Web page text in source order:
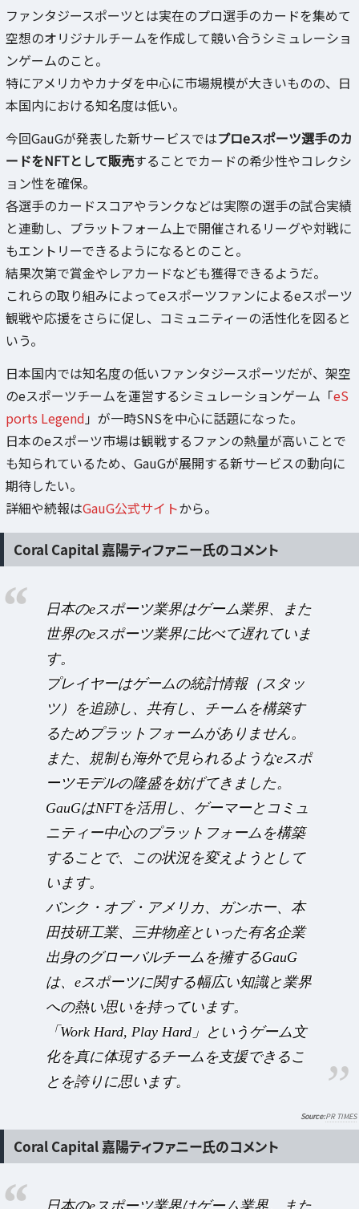
ファンタジースポーツとは実在のプロ選手のカードを集めて
空想のオリジナルチームを作成して競い合うシミュレーショ
ンゲームのこと。
特にアメリカやカナダを中心に市場規模が大きいものの、日
本国内における知名度は低い。
今回GauGが発表した新サービスではプロeスポーツ選手のカ
ードをNFTとして販売することでカードの希少性やコレクシ
ョン性を確保。
各選手のカードスコアやランクなどは実際の選手の試合実績
と連動し、プラットフォーム上で開催されるリーグや対戦に
もエントリーできるようになるとのこと。
結果次第で賞金やレアカードなども獲得できるようだ。
これらの取り組みによってeスポーツファンによるeスポーツ
観戦や応援をさらに促し、コミュニティーの活性化を図ると
いう。
日本国内では知名度の低いファンタジースポーツだが、架空
のeスポーツチームを運営するシミュレーションゲーム「eS
ports Legend 」が一時SNSを中心に話題になった。
日本のeスポーツ市場は観戦するファンの熱量が高いことで
も知られているため、GauGが展開する新サービスの動向に
期待したい。
詳細や続報はGauG公式サイトから。
Coral Capital 嘉陽ティファニー氏のコメント
日本のeスポーツ業界はゲーム業界、また
世界のeスポーツ業界に比べて遅れていま
す。
プレイヤーはゲームの統計情報（スタッ
ツ）を追跡し、共有し、チームを構築す
るためプラットフォームがありません。
また、規制も海外で見られるようなeスポ
ーツモデルの隆盛を妨げてきました。
GauGはNFTを活用し、ゲーマーとコミュ
ニティー中心のプラットフォームを構築
することで、この状況を変えようとして
います。
バンク・オブ・アメリカ、ガンホー、本
田技研工業、三井物産といった有名企業
出身のグローバルチームを擁するGauG
は、eスポーツに関する幅広い知識と業界
への熱い思いを持っています。
「Work Hard, Play Hard」というゲーム文
化を真に体現するチームを支援できるこ
とを誇りに思います。
PR TIMES
Coral Capital 嘉陽ティファニー氏のコメント
日本のeスポーツ業界はゲーム業界、また